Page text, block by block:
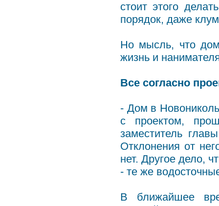
стоит этого
порядок, даже
Но мысль, что
жизнь и
Все согласно
- Дом в
с проектом,
заместитель
Отклонения от
нет. Другое дело,
- те же
В ближайшее